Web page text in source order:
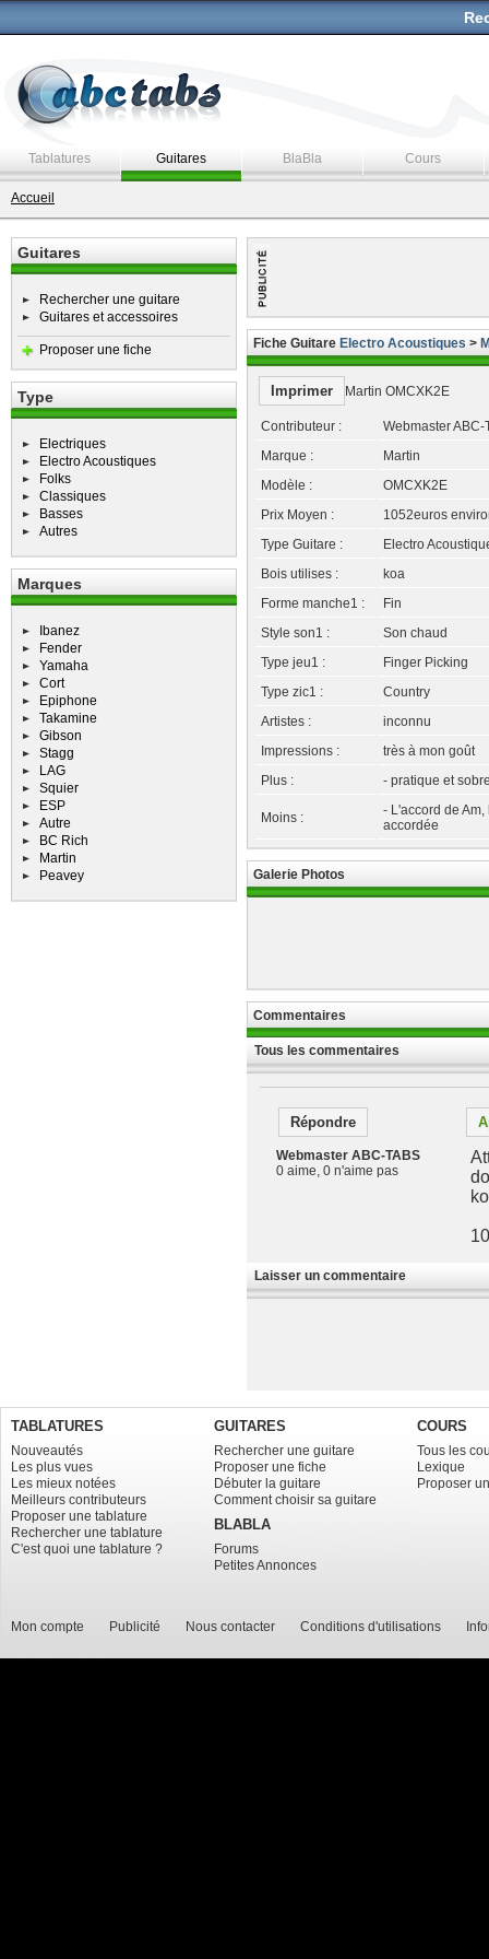
Tablatures Guitares BlaBla Cours
Accueil
Guitares
Rechercher une guitare
Guitares et accessoires
Proposer une fiche
Type
Electriques
Electro Acoustiques
Folks
Classiques
Basses
Autres
Marques
Ibanez
Fender
Yamaha
Cort
Epiphone
Takamine
Gibson
Stagg
LAG
Squier
ESP
Autre
BC Rich
Martin
Peavey
Fiche Guitare Electro Acoustiques >
Imprimer Martin OMCXK2E
Contributeur :
Webmaster ABC-
Marque :
Martin
Modèle :
OMCXK2E
Prix Moyen :
1052euros
Type Guitare :
Electro
Bois utilises :
koa
Forme manche1 :
Fin
Style son1 :
Son chaud
Type jeu1 :
Finger Picking
Type zic1 :
Country
Artistes :
inconnu
Impressions :
très à mon goût
Plus :
- pratique et
Moins :
- L'accord de
accordée
Galerie Photos
Commentaires
Tous les commentaires
Répondre
Webmaster ABC-TABS
0 aime, 0 n'aime pas
Laisser un commentaire
TABLATURES
Nouveautés
Les plus vues
Les mieux notées
Meilleurs contributeurs
Proposer une tablature
Rechercher une tablature
C'est quoi une tablature ?
GUITARES
Rechercher une guitare
Proposer une fiche
Débuter la guitare
Comment choisir sa guitare
BLABLA
Forums
Petites Annonces
COURS
Tous les
Lexique
Proposer
Mon compte Publicité Nous contacter Conditions d'utilisations